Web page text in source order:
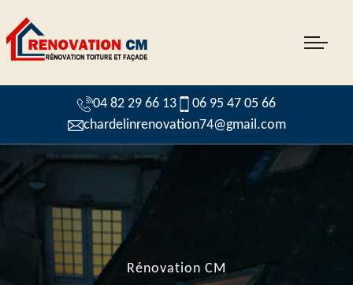
04 82 29 66 13
06 95 47 05 66
chardelinrenovation74@gmail.com
Rénovation CM